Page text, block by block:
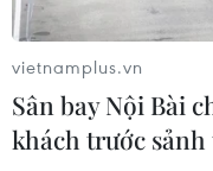
Olympic 2024:
lửa tồn tại vĩnh
vietnamplus.vn
Sân bay Nội Bài
khách trước sảnh